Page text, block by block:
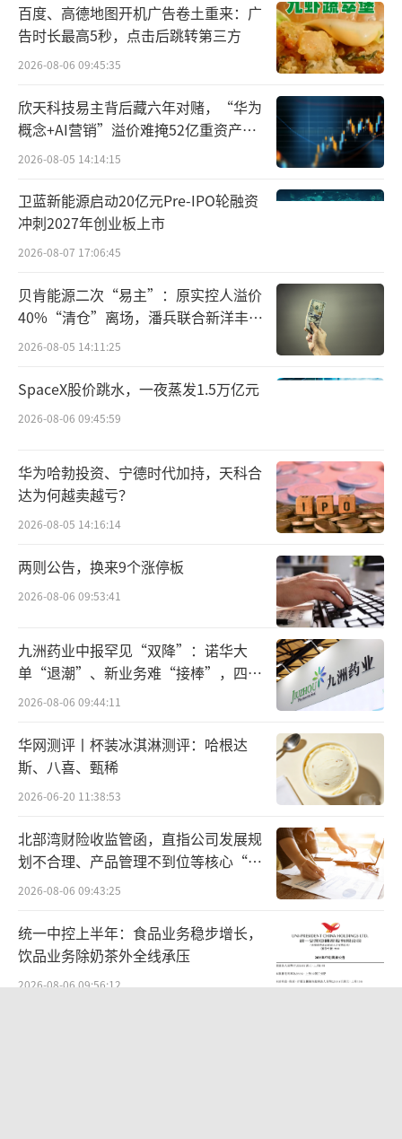
一名买方渠道商曾对财新表示，深圳国资
从华为手中收购荣耀时的价格，可能高达约260
0亿元。而根据一份荣耀pre-IPO融资计划显
示，荣耀拟于2024年递交材料申报创业板上
市，pre-IPO估值定在2000亿元。
尽管荣耀最终上市时间、实际市值尚待时
间回答，但若消息属实，那这几年间估值并未
出现明显上涨，这与整个市场环境不好是密不
求。
2023年11月，深圳国资背景的吴晖，接替
宣布启动股改后不久，万飚因个人原因辞去副
董事长职务，彻底告别了荣耀的高层。据媒体
报道，吴晖入驻，首要任务之一是推动公司上
市进程，而这也许正传递着大股东的态度。
除却大股东，另一批推着荣耀上市的人是
手握股份的荣耀经销商们。
据悉，2020年11月，从华为收购荣耀的深
圳市智信新信息技术有限公司，便是由国资大
股东以及30余家荣耀代理商、经销商共同投资
设立。
之所以自己在荣耀的艰难时刻不弃不离，一大
原因便是荣耀股东身份，且考虑到荣耀从华为
百度、高德地图开机广告卷土重来：广
告时长最高5秒，点击后跳转第三方
2026-08-06 09:45:35
欣天科技易主背后藏六年对赌，“华为
概念+AI营销”溢价难掩52亿重资产考
验
2026-08-05 14:14:15
卫蓝新能源启动20亿元Pre-IPO轮融资
冲刺2027年创业板上市
2026-08-07 17:06:45
贝肯能源二次“易主”：原实控人溢价
40%“清仓”离场，潘兵联合新洋丰、
宏科百世拟入主
2026-08-05 14:11:25
SpaceX股价跳水，一夜蒸发1.5万亿元
2026-08-06 09:45:59
华为哈勃投资、宁德时代加持，天科合
达为何越卖越亏？
2026-08-05 14:16:14
两则公告，换来9个涨停板
2026-08-06 09:53:41
九洲药业中报罕见“双降”：诺华大
单“退潮”、新业务难“接棒”，四大
难关待闯
2026-08-06 09:44:11
华网测评丨杯装冰淇淋测评：哈根达
斯、八喜、甄稀
2026-06-20 11:38:53
北部湾财险收监管函，直指公司发展规
划不合理、产品管理不到位等核心“痛
点”
2026-08-06 09:43:25
统一中控上半年：食品业务稳步增长，
饮品业务除奶茶外全线承压
2026-08-06 09:56:12